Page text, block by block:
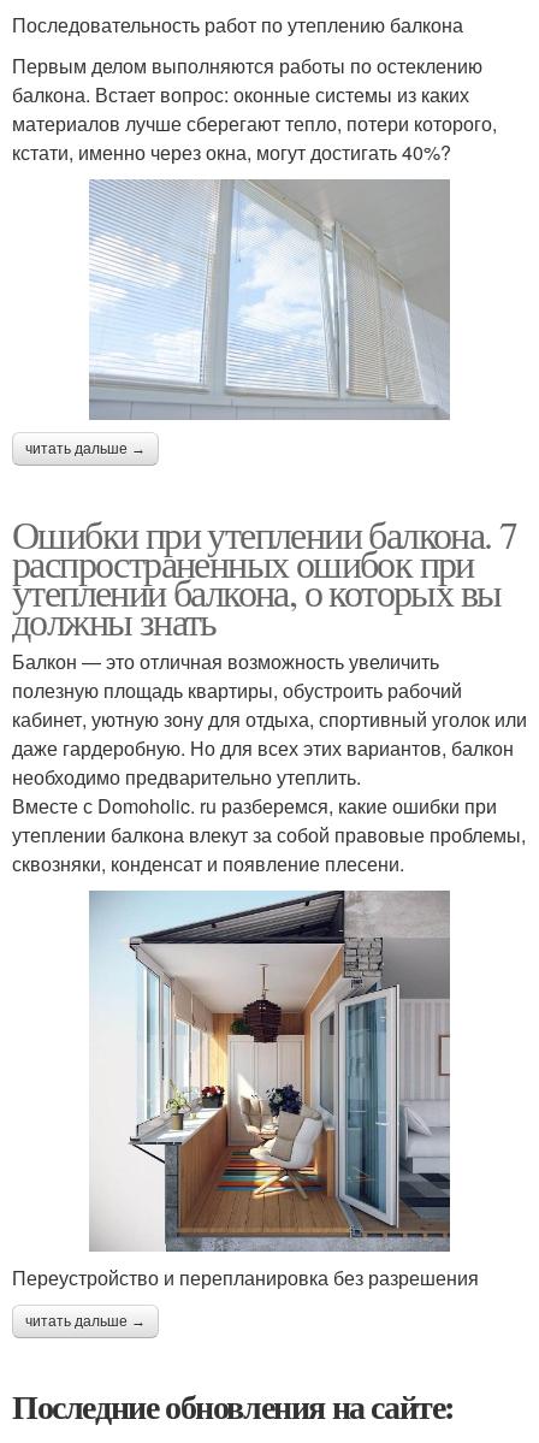
Последовательность работ по утеплению балкона
Первым делом выполняются работы по остеклению
балкона. Встает вопрос: оконные системы из каких
материалов лучше сберегают тепло, потери которого,
кстати, именно через окна, могут достигать 40%?
читать дальше →
Ошибки при утеплении балкона. 7
распространенных ошибок при
утеплении балкона, о которых вы
должны знать
Балкон — это отличная возможность увеличить
полезную площадь квартиры, обустроить рабочий
кабинет, уютную зону для отдыха, спортивный уголок или
даже гардеробную. Но для всех этих вариантов, балкон
необходимо предварительно утеплить.
Вместе с Domoholic. ru разберемся, какие ошибки при
утеплении балкона влекут за собой правовые проблемы,
сквозняки, конденсат и появление плесени.
Переустройство и перепланировка без разрешения
читать дальше →
Последние обновления на сайте: